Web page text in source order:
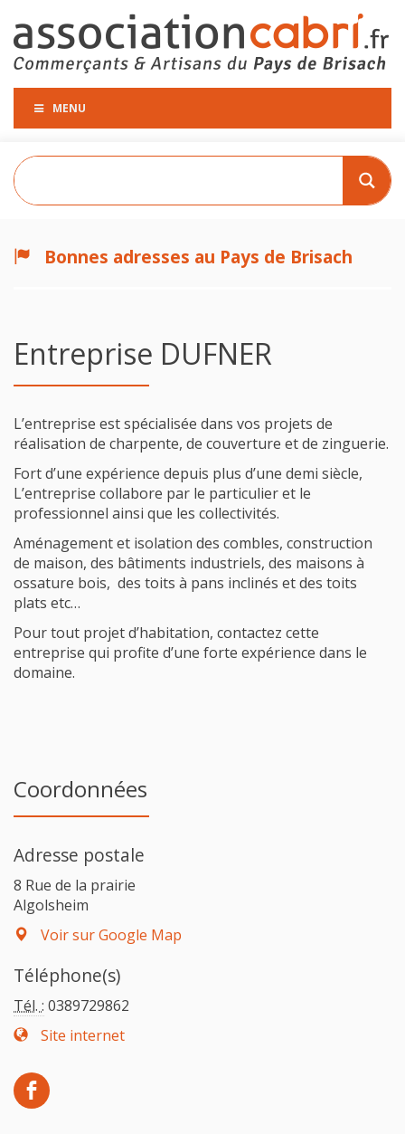
MENU
Bonnes adresses au Pays de Brisach
Entreprise DUFNER
L’entreprise est spécialisée dans vos projets de
réalisation de charpente, de couverture et de zinguerie.
Fort d’une expérience depuis plus d’une demi siècle,
L’entreprise collabore par le particulier et le
professionnel ainsi que les collectivités.
Aménagement et isolation des combles, construction
de maison, des bâtiments industriels, des maisons à
ossature bois, des toits à pans inclinés et des toits
plats etc…
Pour tout projet d’habitation, contactez cette
entreprise qui profite d’une forte expérience dans le
domaine.
Coordonnées
Adresse postale
8 Rue de la prairie
Algolsheim
Voir sur Google Map
Téléphone(s)
Tél. : 0389729862
Site internet